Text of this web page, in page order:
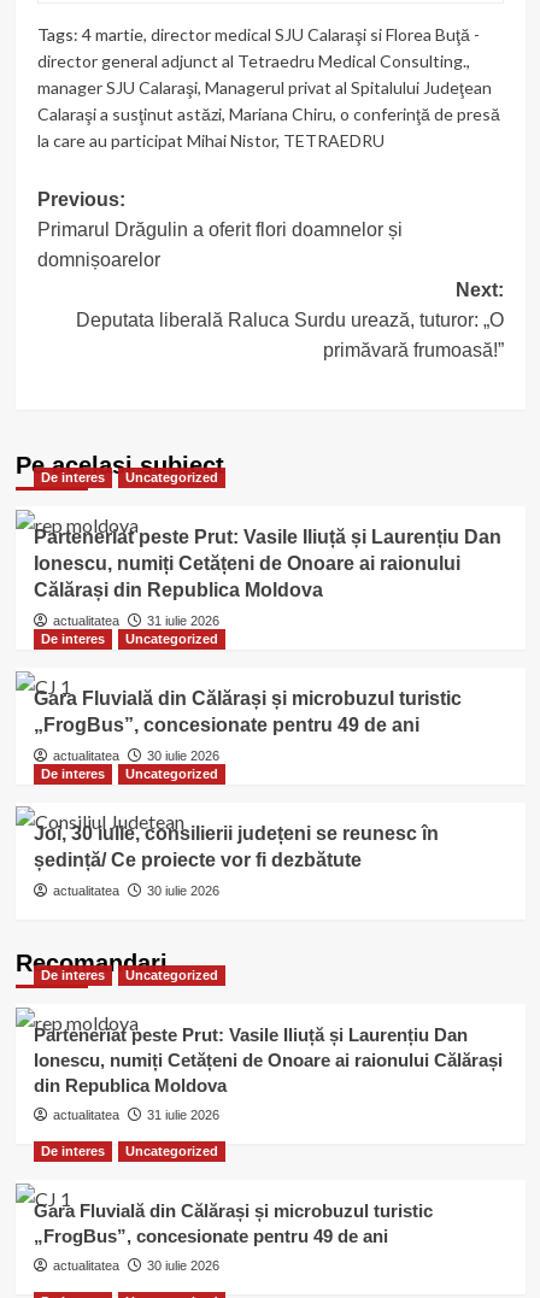
Tags: 4 martie, director medical SJU Calaraşi si Florea Buţă -
director general adjunct al Tetraedru Medical Consulting.,
manager SJU Calaraşi, Managerul privat al Spitalului Judeţean
Calaraşi a susţinut astăzi, Mariana Chiru, o conferinţă de presă
la care au participat Mihai Nistor, TETRAEDRU
Post
navigation
Previous:
Primarul Drăgulin a oferit flori doamnelor și
domnișoarelor
Next:
Deputata liberală Raluca Surdu urează, tuturor: „O
primăvară frumoasă!”
Pe acelasi subiect
De interes Uncategorized
Parteneriat peste Prut: Vasile Iliuță și Laurențiu Dan
Ionescu, numiți Cetățeni de Onoare ai raionului
Călărași din Republica Moldova
actualitatea
31 iulie 2026
De interes
Uncategorized
Gara Fluvială din Călărași și microbuzul turistic
„FrogBus”, concesionate pentru 49 de ani
actualitatea
30 iulie 2026
De interes
Uncategorized
Joi, 30 iulie, consilierii județeni se reunesc în
ședință/ Ce proiecte vor fi dezbătute
actualitatea 30 iulie 2026
Recomandari
De interes Uncategorized
Parteneriat peste Prut: Vasile Iliuță și Laurențiu Dan
Ionescu, numiți Cetățeni de Onoare ai raionului Călărași
din Republica Moldova
actualitatea 31 iulie 2026
De interes Uncategorized
Gara Fluvială din Călărași și microbuzul turistic
„FrogBus”, concesionate pentru 49 de ani
actualitatea 30 iulie 2026